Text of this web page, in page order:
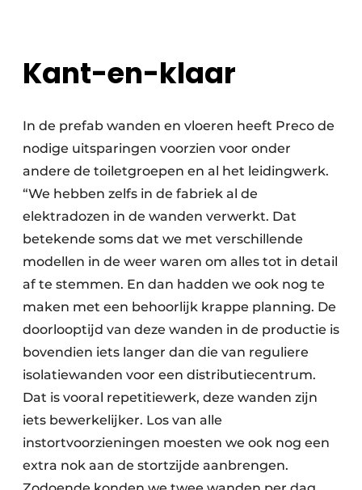
Kant-en-klaar
In de prefab wanden en vloeren heeft Preco de
nodige uitsparingen voorzien voor onder
andere de toiletgroepen en al het leidingwerk.
“We hebben zelfs in de fabriek al de
elektradozen in de wanden verwerkt. Dat
betekende soms dat we met verschillende
modellen in de weer waren om alles tot in detail
af te stemmen. En dan hadden we ook nog te
maken met een behoorlijk krappe planning. De
doorlooptijd van deze wanden in de productie is
bovendien iets langer dan die van reguliere
isolatiewanden voor een distributiecentrum.
Dat is vooral repetitiewerk, deze wanden zijn
iets bewerkelijker. Los van alle
instortvoorzieningen moesten we ook nog een
extra nok aan de stortzijde aanbrengen.